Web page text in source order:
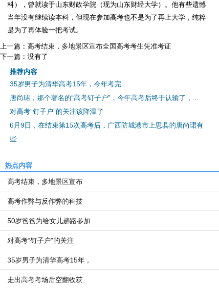
科），曾就读于山东财政学院（现为山东财经大学）。他有些遗憾
当年没有继续读本科，但现在参加高考也不是为了再上大学，纯粹
是为了再体验一把考试。
上一篇： 高考结束，多地景区宣布全国高考考生凭准考证
下一篇：没有了
推荐内容
35岁男子为清华高考15年，今年考完
唐尚珺，那个著名的“高考钉子户”，今年高考后终于认输了，...
对高考“钉子户”的关注该降温了
6月9日，在结束第15次高考后，广西防城港市上思县的唐尚珺有
些...
热点内容
高考结束，多地景区宣布
高考作弊与反作弊的科技
50岁爸爸为给女儿趟路参加
对高考“钉子户”的关注
35岁男子为清华高考15年，
走出高考考场后空翻收获